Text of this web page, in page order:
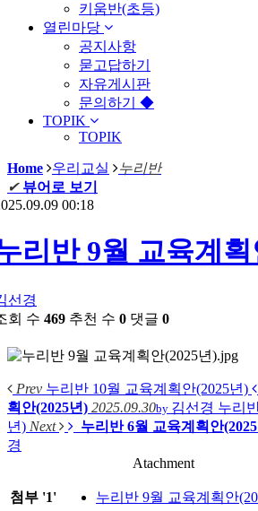
키움반(초등)
열린마당
공지사항
묻고답하기
자유게시판
문의하기 ◆
TOPIK
TOPIK
Home 우리교실
누리반
✔ 뷰어로 보기
00:18
리반 9월 교육계획
선경
회 수 469 추천 수 0 댓글 0
Prev 누리반 10월 교육계획안(2025년)
획안(2025년) 2025.09.30by 김선경 누리
년) Next 누리반 6월 교육계획안
경
Atachment
첨부 '1' 누리반 9월 교육계획안